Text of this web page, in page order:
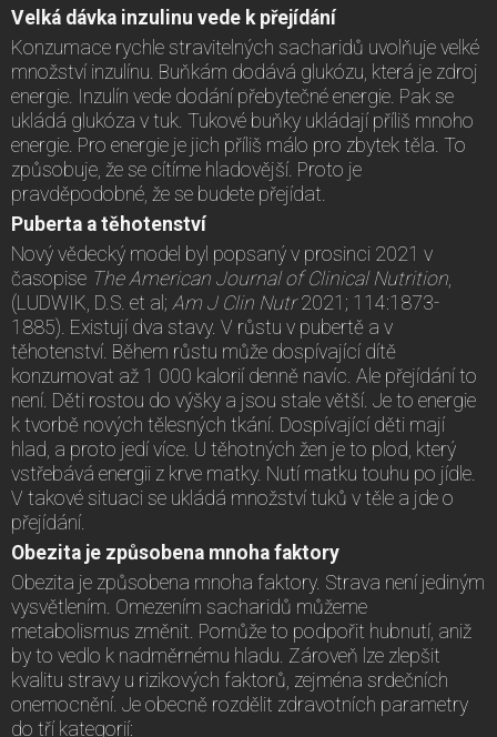
Velká dávka inzulinu vede k přejídání
Konzumace rychle stravitelných sacharidů uvolňuje velké
množství inzulínu. Buňkám dodává glukózu, která je zdroj
energie. Inzulín vede dodání přebytečné energie. Pak se
ukládá glukóza v tuk. Tukové buňky ukládají příliš mnoho
energie. Pro energie je jich příliš málo pro zbytek těla. To
způsobuje, že se cítíme hladovější. Proto je
pravděpodobné, že se budete přejídat.
Puberta a těhotenství
Nový vědecký model byl popsaný v prosinci 2021 v
časopise The American Journal of Clinical Nutrition
(LUDWIK, D.S. et al; Am J Clin Nutr2021; 114:1873-
1885). Existují dva stavy. V růstu v pubertě a v
těhotenství. Během růstu může dospívající dítě
konzumovat až 1 000 kalorií denně navíc. Ale přejídání to
není. Děti rostou do výšky a jsou stale větší. Je to energie
k tvorbě nových tělesných tkání. Dospívající děti mají
hlad, a proto jedí více. U těhotných žen je to plod, který
vstřebává energii z krve matky. Nutí matku touhu po jídle.
V takové situaci se ukládá množství tuků v těle a jde o
přejídání.
Obezita je způsobena mnoha faktory
Obezita je způsobena mnoha faktory. Strava není jediným
vysvětlením. Omezením sacharidů můžeme
metabolismus změnit. Pomůže to podpořit hubnutí, aniž
by to vedlo k nadměrnému hladu. Zároveň lze zlepšit
kvalitu stravy u rizikových faktorů, zejména srdečních
onemocnění. Je obecně rozdělit zdravotních parametry
do tří kategorií: